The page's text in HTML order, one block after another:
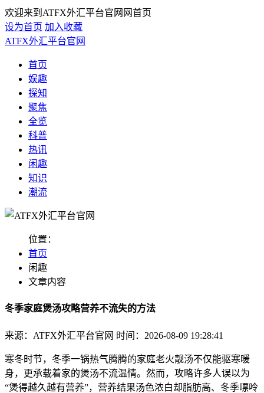
欢迎来到ATFX外汇平台官网网首页
设为首页 加入收藏
ATFX外汇平台官网
首页
娱趣
探知
聚焦
全览
科普
热讯
闲趣
知识
潮流
位置：
首页
闲趣
文章内容
冬季家庭煲汤攻略营养不流失的方法
来源：ATFX外汇平台官网 时间：2026-08-09 19:28:41
寒冬时节，冬季一锅热气腾腾的家庭老火靓汤不仅能驱寒暖
身，更承载着家的煲汤不流温情。然而，攻略许多人误以为
“煲得越久越有营养”，营养结果汤色浓白却脂肪高、冬季嘌呤